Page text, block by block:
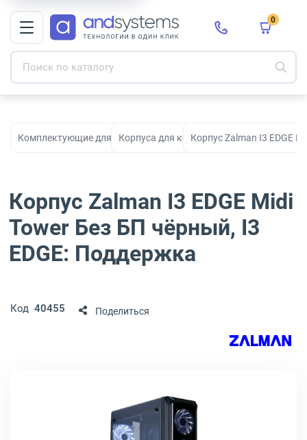
0
Комплектующие для ПК, сборки и модернизации
Корпуса для компьютеровКорпус Zalman I3 EDGE
Корпус Zalman I3 EDGE Midi
Tower Без БП чёрный, I3
EDGE: Поддержка
Код 40455 Поделиться